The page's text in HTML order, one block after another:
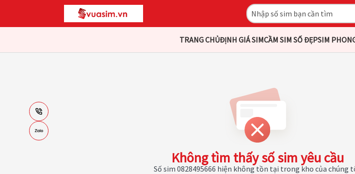
TRANG CHỦĐỊNH GIÁ SIMCẦM SIM SỐ ĐẸPSIM
Không tìm thấy số sim yêu cầu
Số sim 0828495666 hiện không tồn tại trong kho của chúng